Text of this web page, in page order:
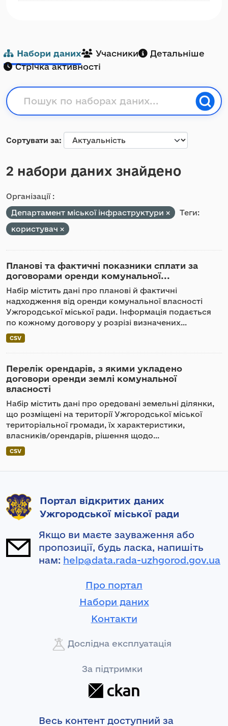
Набори даних Учасники
Детальніше
Стрічка активності
Сортувати за
2 набори даних знайдено
Організації :
Департамент міської інфраструктури
Теги:
користувач
Планові та фактичні показники сплати за
договорами оренди комунальної...
Набір містить дані про планові й фактичні
надходження від оренди комунальної власності
Ужгородської міської ради. Інформація подається
по кожному договору у розрізі визначених...
CSV
Перелік орендарів, з якими укладено
договори оренди землі комунальної
власності
Набір містить дані про оредовані земельні ділянки,
що розміщені на території Ужгородської міської
територіальної громади, їх характеристики,
власників/орендарів, рішення щодо...
CSV
Портал відкритих даних
Ужгородської міської ради
Якщо ви маєте зауваження або
пропозиції, будь ласка, напишіть
нам: help@data.rada-uzhgorod.gov.ua
Про портал
Набори даних
Контакти
Дослідна експлуатація
За підтримки
Весь контент доступний за